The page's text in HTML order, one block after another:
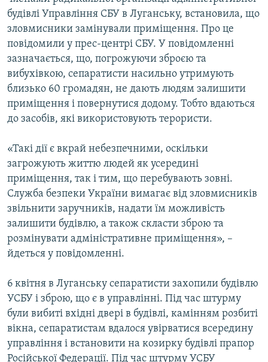
будівлі Управління СБУ в Луганську, встановила, що
зловмисники замінували приміщення. Про це
повідомили у прес-центрі СБУ. У повідомленні
зазначається, що, погрожуючи зброєю та
вибухівкою, сепаратисти насильно утримують
близько 60 громадян, не дають людям залишити
приміщення і повернутися додому. Тобто вдаються
до засобів, які використовують терористи.
«Такі дії є вкрай небезпечними, оскільки
загрожують життю людей як усередині
приміщення, так і тим, що перебувають зовні.
Служба безпеки України вимагає від зловмисників
звільнити заручників, надати їм можливість
залишити будівлю, а також скласти зброю та
розмінувати адміністративне приміщення», –
йдеться у повідомленні.
6 квітня в Луганську сепаратисти захопили будівлю
УСБУ і зброю, що є в управлінні. Під час штурму
були вибиті вхідні двері в будівлі, камінням розбиті
вікна, сепаратистам вдалося увірватися всередину
управління і встановити на козирку будівлі прапор
Російської Федерації. Під час штурму УСБУ